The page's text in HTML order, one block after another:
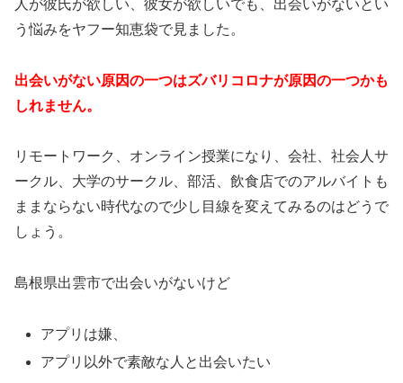
人が彼氏が欲しい、彼女が欲しいでも、出会いがないとい
う悩みをヤフー知恵袋で見ました。
出会いがない原因の一つはズバリコロナが原因の一つかも
しれません。
リモートワーク、オンライン授業になり、会社、社会人サ
ークル、大学のサークル、部活、飲食店でのアルバイトも
ままならない時代なので少し目線を変えてみるのはどうで
しょう。
島根県出雲市で出会いがないけど
アプリは嫌、
アプリ以外で素敵な人と出会いたい